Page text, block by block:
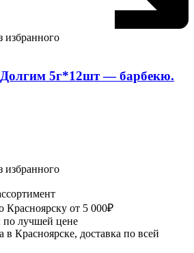
избранного
5г*12шт — барбекю.
избранного
Красноярску от 5 000₽
лучшей цене
Красноярске, доставка по всей